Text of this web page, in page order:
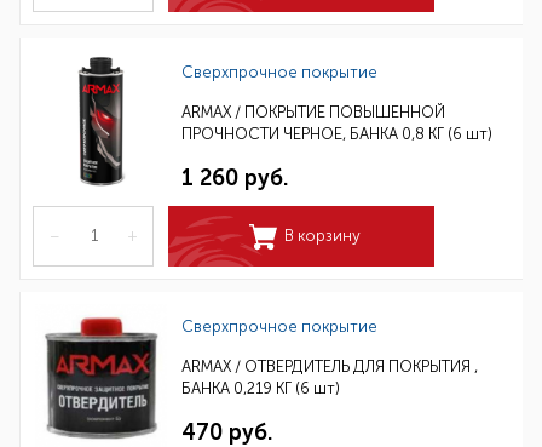
Сверхпрочное покрытие
ARMAX / ПОКРЫТИЕ ПОВЫШЕННОЙ
ПРОЧНОСТИ ЧЕРНОЕ, БАНКА 0,8 КГ (6 шт)
1 260 руб.
– + В корзину
Сверхпрочное покрытие
ARMAX / ОТВЕРДИТЕЛЬ ДЛЯ ПОКРЫТИЯ ,
БАНКА 0,219 КГ (6 шт)
470 руб.